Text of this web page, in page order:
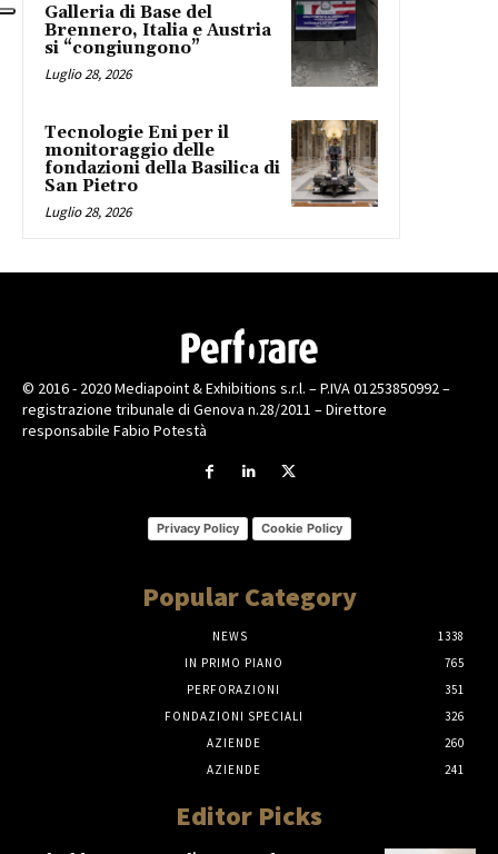
Galleria di Base del
Brennero, Italia e Austria
si “congiungono”
Luglio 28, 2026
Tecnologie Eni per il
monitoraggio delle
fondazioni della Basilica di
San Pietro
Luglio 28, 2026
© 2016 - 2020 Mediapoint & Exhibitions s.r.l. – P.IVA 01253850992 –
registrazione tribunale di Genova n.28/2011 – Direttore
responsabile Fabio Potestà
Privacy Policy Cookie Policy
Popular Category
NEWS
1338
IN PRIMO PIANO
765
PERFORAZIONI
351
FONDAZIONI SPECIALI
326
AZIENDE
260
AZIENDE
241
Editor Picks